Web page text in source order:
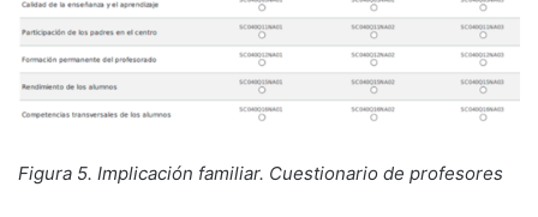
Figura 5. Implicación familiar. Cuestionario de profesores